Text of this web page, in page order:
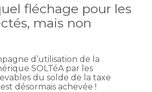
fléchage pour les
mais non
d’utilisation de la
SOLTéA par les
du solde de la taxe
désormais achevée !